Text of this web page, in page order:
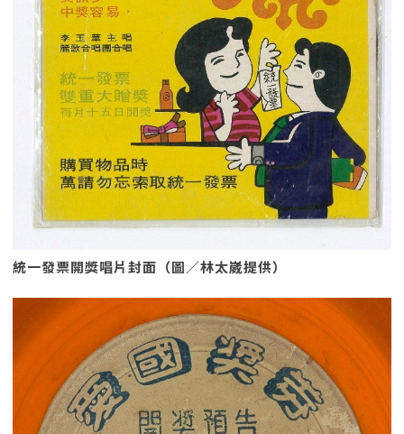
統一發票開獎唱片封面（圖／林太崴提供）